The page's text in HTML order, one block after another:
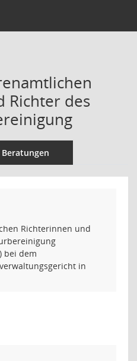
Richter des
Beratungen
Richterinnen und
bei dem
in